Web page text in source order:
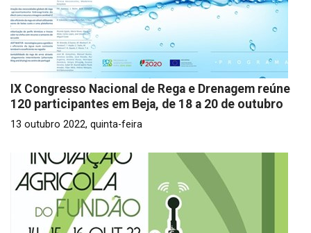
IX Congresso Nacional de Rega e Drenagem reúne
120 participantes em Beja, de 18 a 20 de outubro
13 outubro 2022, quinta-feira